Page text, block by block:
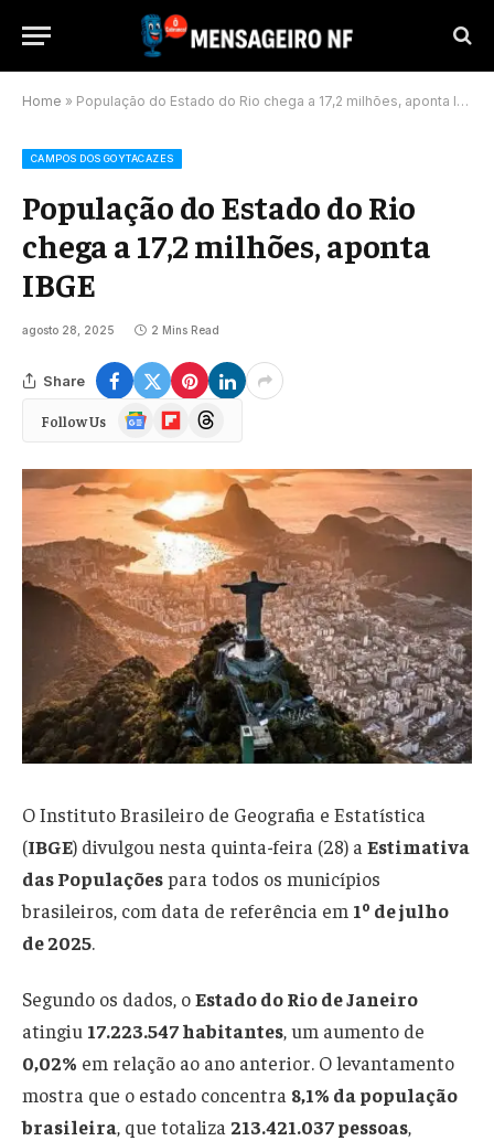
Home » População do Estado do Rio chega a 17,2 milhões, aponta IBGE
CAMPOS DOS GOYTACAZES
População do Estado do Rio
chega a 17,2 milhões, aponta
IBGE
agosto 28, 2025 2 Mins Read
Share
Follow Us
Google
News
FlipboardThreads
O Instituto Brasileiro de Geografia e Estatística
(IBGE) divulgou nesta quinta-feira (28) a Estimativa
das Populaçõespara todos os municípios
brasileiros, com data de referência em 1º de julho
de 2025.
Segundo os dados, oEstado do Rio de Janeiro
atingiu 17.223.547 habitantes, um aumento de
0,02% em relação ao ano anterior. O levantamento
mostra que o estado concentra 8,1% da população
brasileira, que totaliza 213.421.037 pessoas,